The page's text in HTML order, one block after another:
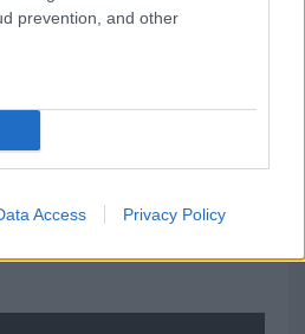
prevention, and other
Access Privacy Policy
a Palau, il Comune